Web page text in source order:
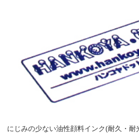
にじみの少ない油性顔料インク(耐久・耐